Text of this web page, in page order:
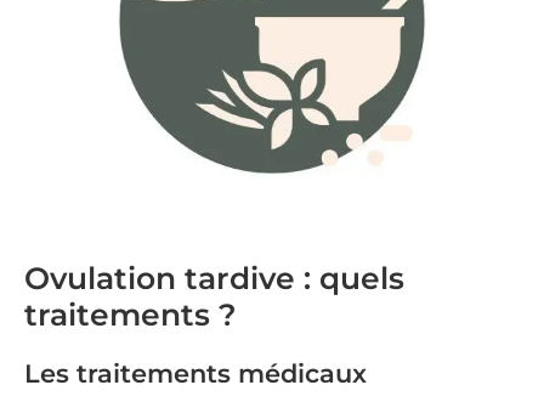
Ovulation tardive : quels
traitements ?
Les traitements médicaux